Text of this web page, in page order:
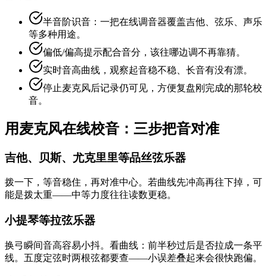
半音阶识音：一把在线调音器覆盖吉他、弦乐、声乐
等多种用途。
偏低/偏高提示配合音分，该往哪边调不再靠猜。
实时音高曲线，观察起音稳不稳、长音有没有漂。
停止麦克风后记录仍可见，方便复盘刚完成的那轮校
音。
用麦克风在线校音：三步把音对准
吉他、贝斯、尤克里里等品丝弦乐器
拨一下，等音稳住，再对准中心。若曲线先冲高再往下掉，可
能是拨太重——中等力度往往读数更稳。
小提琴等拉弦乐器
换弓瞬间音高容易小抖。看曲线：前半秒过后是否拉成一条平
线。五度定弦时两根弦都要查——小误差叠起来会很快跑偏。